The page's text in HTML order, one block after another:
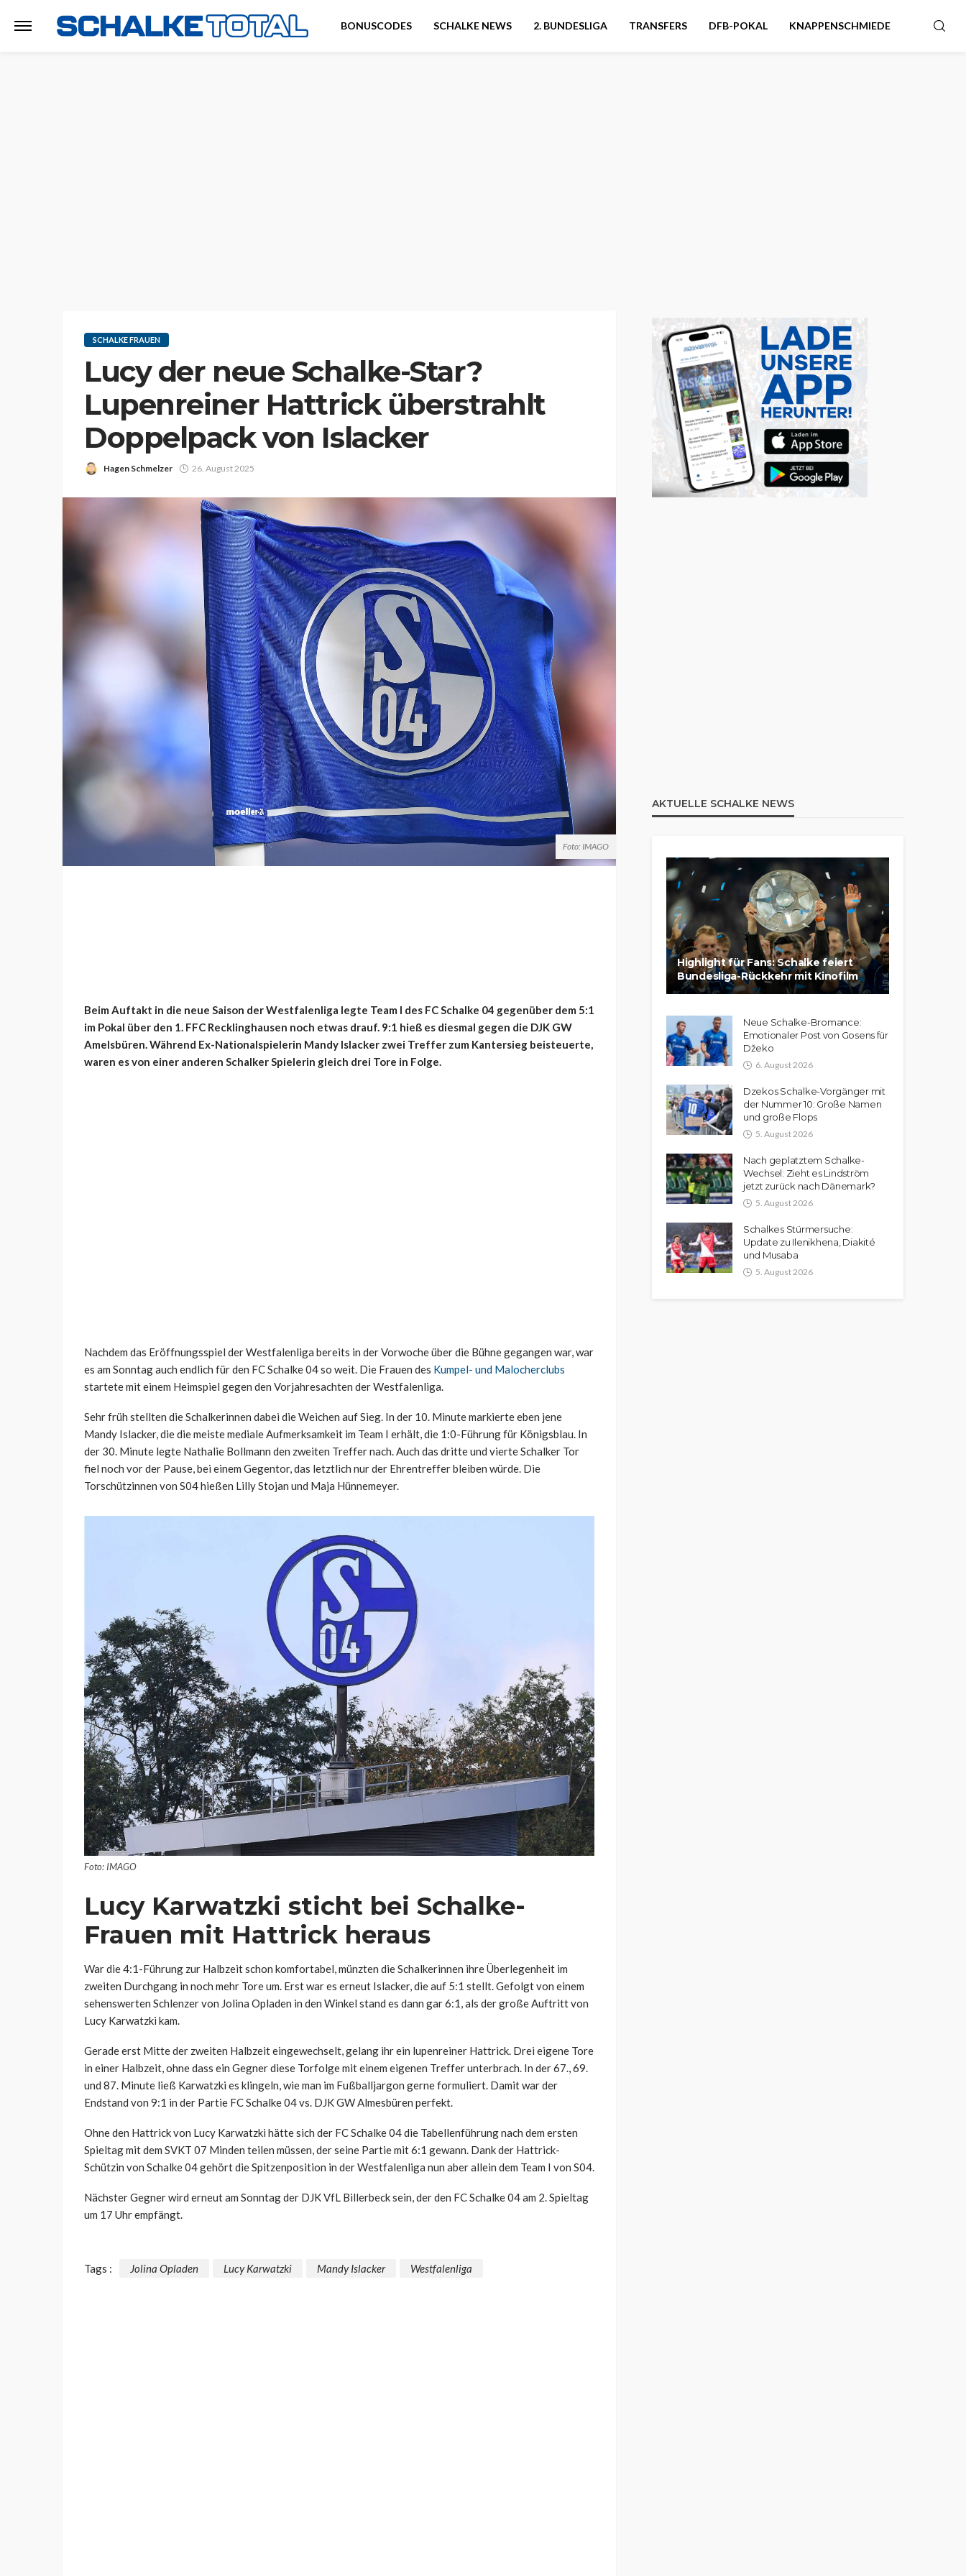
BONUSCODES SCHALKE NEWS 2. BUNDESLIGA TRANSFERS DFB-POKAL KNAPPENSCHMIEDE
SCHALKE FRAUEN
Lucy der neue Schalke-Star?
Lupenreiner Hattrick überstrahlt
Doppelpack von Islacker
Hagen Schmelzer 26. August 2025
Foto: IMAGO
Beim Auftakt in die neue Saison der Westfalenliga legte Team I des FC Schalke 04 gegenüber dem 5:1
im Pokal über den 1. FFC Recklinghausen noch etwas drauf. 9:1 hieß es diesmal gegen die DJK GW
Amelsbüren. Während Ex-Nationalspielerin Mandy Islacker zwei Treffer zum Kantersieg beisteuerte,
waren es von einer anderen Schalker Spielerin gleich drei Tore in Folge.
Nachdem das Eröffnungsspiel der Westfalenliga bereits in der Vorwoche über die Bühne gegangen war, war
es am Sonntag auch endlich für den FC Schalke 04 so weit. Die Frauen des Kumpel- und Malocherclubs
startete mit einem Heimspiel gegen den Vorjahresachten der Westfalenliga.
Sehr früh stellten die Schalkerinnen dabei die Weichen auf Sieg. In der 10. Minute markierte eben jene
Mandy Islacker, die die meiste mediale Aufmerksamkeit im Team I erhält, die 1:0-Führung für Königsblau. In
der 30. Minute legte Nathalie Bollmann den zweiten Treffer nach. Auch das dritte und vierte Schalker Tor
fiel noch vor der Pause, bei einem Gegentor, das letztlich nur der Ehrentreffer bleiben würde. Die
Torschützinnen von S04 hießen Lilly Stojan und Maja Hünnemeyer.
Foto: IMAGO
Lucy Karwatzki sticht bei Schalke-
Frauen mit Hattrick heraus
War die 4:1-Führung zur Halbzeit schon komfortabel, münzten die Schalkerinnen ihre Überlegenheit im
zweiten Durchgang in noch mehr Tore um. Erst war es erneut Islacker, die auf 5:1 stellt. Gefolgt von einem
sehenswerten Schlenzer von Jolina Opladen in den Winkel stand es dann gar 6:1, als der große Auftritt von
Lucy Karwatzki kam.
Gerade erst Mitte der zweiten Halbzeit eingewechselt, gelang ihr ein lupenreiner Hattrick. Drei eigene Tore
in einer Halbzeit, ohne dass ein Gegner diese Torfolge mit einem eigenen Treffer unterbrach. In der 67., 69.
und 87. Minute ließ Karwatzki es klingeln, wie man im Fußballjargon gerne formuliert. Damit war der
Endstand von 9:1 in der Partie FC Schalke 04 vs. DJK GW Almesbüren perfekt.
Ohne den Hattrick von Lucy Karwatzki hätte sich der FC Schalke 04 die Tabellenführung nach dem ersten
Spieltag mit dem SVKT 07 Minden teilen müssen, der seine Partie mit 6:1 gewann. Dank der Hattrick-
Schützin von Schalke 04 gehört die Spitzenposition in der Westfalenliga nun aber allein dem Team I von S04.
Nächster Gegner wird erneut am Sonntag der DJK VfL Billerbeck sein, der den FC Schalke 04 am 2. Spieltag
um 17 Uhr empfängt.
Tags : Jolina Opladen Lucy Karwatzki Mandy Islacker Westfalenliga
AKTUELLE SCHALKE NEWS
Highlight für Fans: Schalke feiert
Bundesliga-Rückkehr mit Kinofilm
Neue Schalke-Bromance:
Emotionaler Post von Gosens für
Džeko
6. August 2026
Dzekos Schalke-Vorgänger mit
der Nummer 10: Große Namen
und große Flops
5. August 2026
Nach geplatztem Schalke-
Wechsel: Zieht es Lindström
jetzt zurück nach Dänemark?
5. August 2026
Schalkes Stürmersuche:
Update zu Ilenikhena, Diakité
und Musaba
5. August 2026